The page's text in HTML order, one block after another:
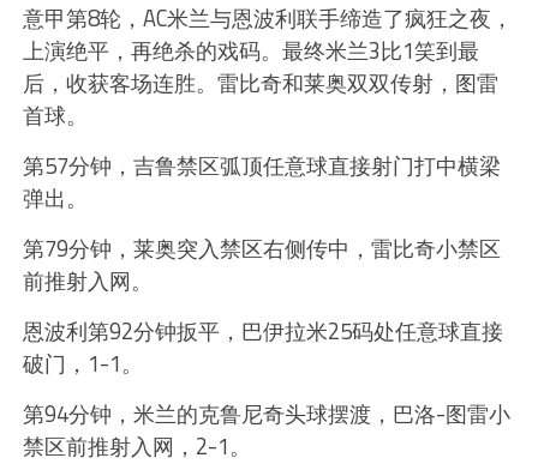
意甲第8轮，AC米兰与恩波利联手缔造了疯狂之夜，
上演绝平，再绝杀的戏码。最终米兰3比1笑到最
后，收获客场连胜。雷比奇和莱奥双双传射，图雷
首球。
第57分钟，吉鲁禁区弧顶任意球直接射门打中横梁
弹出。
第79分钟，莱奥突入禁区右侧传中，雷比奇小禁区
前推射入网。
恩波利第92分钟扳平，巴伊拉米25码处任意球直接
破门，1-1。
第94分钟，米兰的克鲁尼奇头球摆渡，巴洛-图雷小
禁区前推射入网，2-1。